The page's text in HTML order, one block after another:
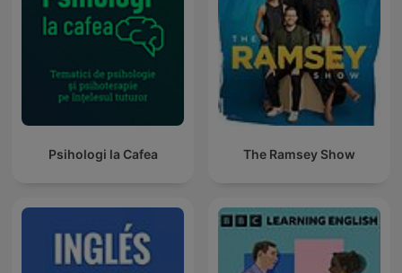
Psihologi la Cafea The Ramsey Show